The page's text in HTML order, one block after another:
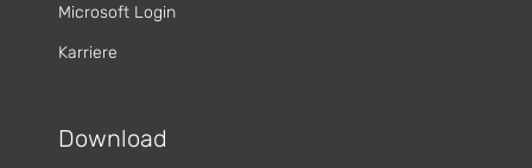
Microsoft Login
Karriere
Download